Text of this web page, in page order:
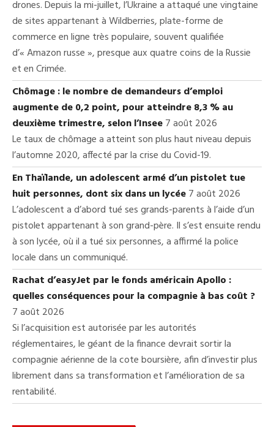
drones. Depuis la mi-juillet, l’Ukraine a attaqué une vingtaine
de sites appartenant à Wildberries, plate-forme de
commerce en ligne très populaire, souvent qualifiée
d’« Amazon russe », presque aux quatre coins de la Russie
et en Crimée.
Chômage : le nombre de demandeurs d’emploi
augmente de 0,2 point, pour atteindre 8,3 % au
deuxième trimestre, selon l’Insee7 août 2026
Le taux de chômage a atteint son plus haut niveau depuis
l’automne 2020, affecté par la crise du Covid-19.
En Thaïlande, un adolescent armé d’un pistolet tue
huit personnes, dont six dans un lycée7 août 2026
L’adolescent a d’abord tué ses grands-parents à l’aide d’un
pistolet appartenant à son grand-père. Il s’est ensuite rendu
à son lycée, où il a tué six personnes, a affirmé la police
locale dans un communiqué.
Rachat d’easyJet par le fonds américain Apollo :
quelles conséquences pour la compagnie à bas coût ?
7 août 2026
Si l’acquisition est autorisée par les autorités
réglementaires, le géant de la finance devrait sortir la
compagnie aérienne de la cote boursière, afin d’investir plus
librement dans sa transformation et l’amélioration de sa
rentabilité.